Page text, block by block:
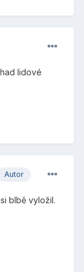
lidové
Autor
blbě vyložil.